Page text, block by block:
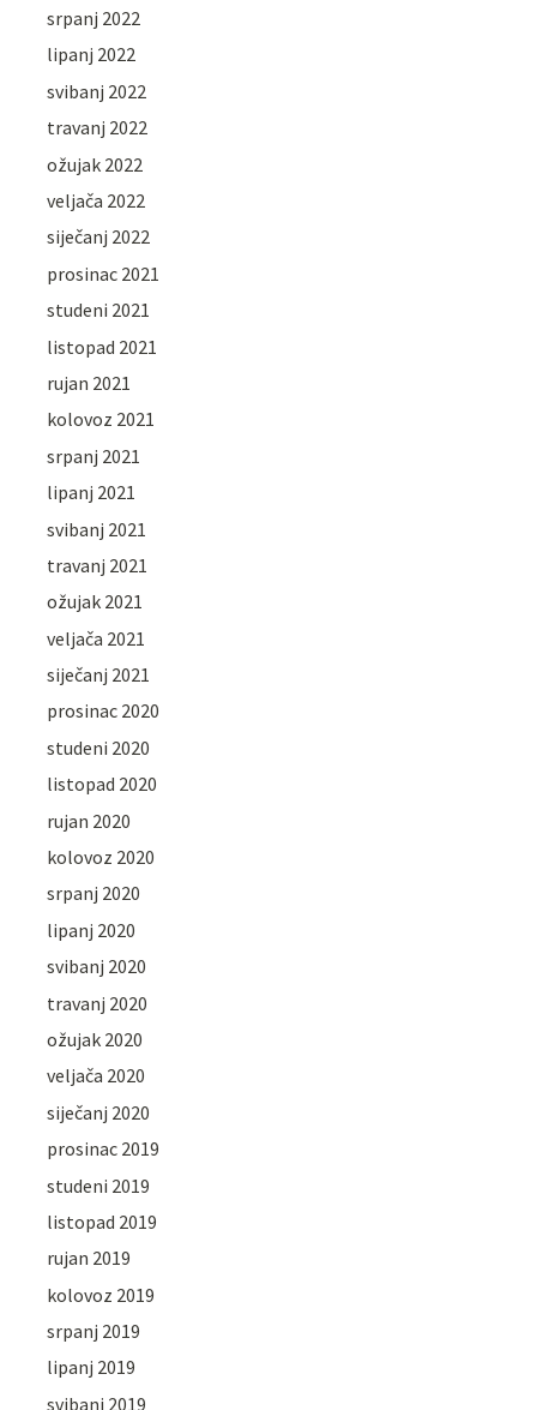
srpanj 2022
lipanj 2022
svibanj 2022
travanj 2022
ožujak 2022
veljača 2022
siječanj 2022
prosinac 2021
studeni 2021
listopad 2021
rujan 2021
kolovoz 2021
srpanj 2021
lipanj 2021
svibanj 2021
travanj 2021
ožujak 2021
veljača 2021
siječanj 2021
prosinac 2020
studeni 2020
listopad 2020
rujan 2020
kolovoz 2020
srpanj 2020
lipanj 2020
svibanj 2020
travanj 2020
ožujak 2020
veljača 2020
siječanj 2020
prosinac 2019
studeni 2019
listopad 2019
rujan 2019
kolovoz 2019
srpanj 2019
lipanj 2019
svibanj 2019